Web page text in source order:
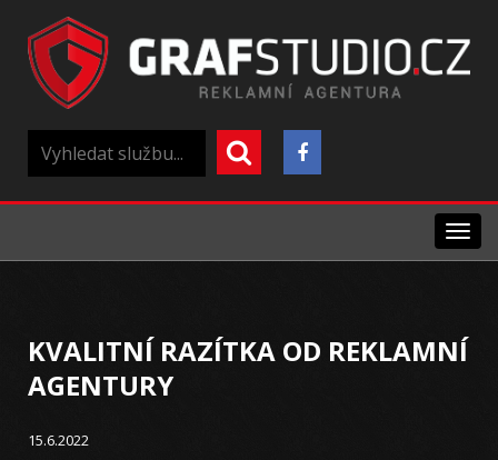
Menu
KVALITNÍ RAZÍTKA OD REKLAMNÍ
AGENTURY
15.6.2022